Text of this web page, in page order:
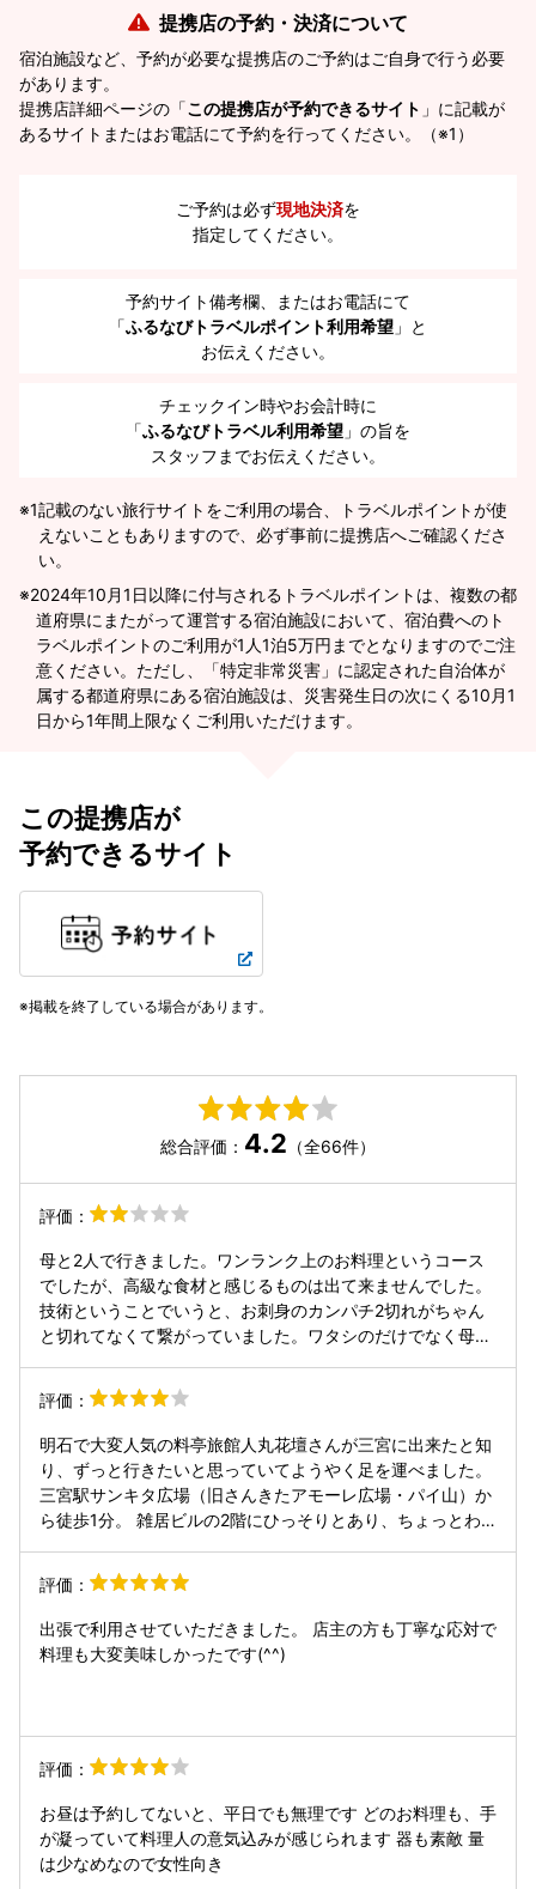
提携店の予約・決済について
宿泊施設など、予約が必要な提携店のご予約はご自身で行う必要
があります。
提携店詳細ページの「この提携店が予約できるサイト 」に記載が
あるサイトまたはお電話にて予約を行ってください。（※1）
ご予約は必ず現地決済を
指定してください。
予約サイト備考欄、またはお電話にて
「ふるなびトラベルポイント利用希望 」と
お伝えください。
チェックイン時やお会計時に
「ふるなびトラベル利用希望 」の旨を
スタッフまでお伝えください。
※1記載のない旅行サイトをご利用の場合、トラベルポイントが使
えないこともありますので、必ず事前に提携店へご確認くださ
い。
2024年10月1日以降に付与されるトラベルポイントは、複数の都
道府県にまたがって運営する宿泊施設において、宿泊費へのト
ラベルポイントのご利用が1人1泊5万円までとなりますのでご注
意ください。ただし、「特定非常災害」に認定された自治体が
属する都道府県にある宿泊施設は、災害発生日の次にくる10月1
日から1年間上限なくご利用いただけます。
この提携店が
予約できるサイト
掲載を終了している場合があります。
総合評価： 4.2 （全66件）
評価：
母と2人で行きました。ワンランク上のお料理というコース
でしたが、高級な食材と感じるものは出て来ませんでした。
技術ということでいうと、お刺身のカンパチ2切れがちゃん
と切れてなくて繋がっていました。ワタシのだけでなく母の
度ならもう伺うことはないと思います。
評価：
明石で大変人気の料亭旅館人丸花壇さんが三宮に出来たと知
り、ずっと行きたいと思っていてようやく足を運べました。
三宮駅サンキタ広場（旧さんきたアモーレ広場・パイ山）か
ら徒歩1分。 雑居ビルの2階にひっそりとあり、ちょっとわ
す。 店内は和風でシックというより、小ぎれいな居酒屋とい
った雰囲気。 半個室の窓際カウンターなる席に通されました
が、、、え、これが半個室？！ちょっと納得いかないかも。
背中側に格子の壁というより仕切りがあるのみ。 ランチタイ
ムだったので、窓から燦燦と光が差し込みまぶしいし紫外線
のが残念でした。 長々と居座るつもりはありませんでした
評価：
出張で利用させていただきました。 店主の方も丁寧な応対で
料理も大変美味しかったです(^^)
評価：
お昼は予約してないと、平日でも無理です どのお料理も、手
が凝っていて料理人の意気込みが感じられます 器も素敵 量
は少なめなので女性向き